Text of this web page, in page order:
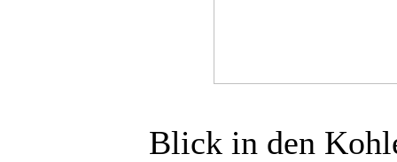
Blick in den